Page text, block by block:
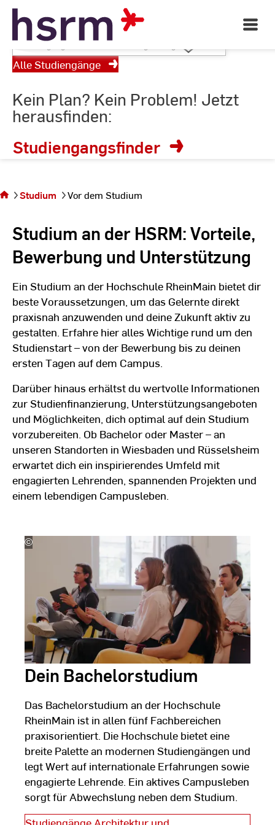
Skip
Content
Open
Main
Studiengang
wählen
oder
eingeben
Alle Studiengänge
Kein Plan? Kein Problem! Jetzt
herausfinden:
Studiengangsfinder
Sie
der
Studium
Studium Vor dem Studium
Studium an der HSRM: Vorteile,
Bewerbung und Unterstützung
Ein Studium an der Hochschule RheinMain bietet dir
beste Voraussetzungen, um das Gelernte direkt
praxisnah anzuwenden und deine Zukunft aktiv zu
gestalten. Erfahre hier alles Wichtige rund um den
Studienstart – von der Bewerbung bis zu deinen
ersten Tagen auf dem Campus.
Darüber hinaus erhältst du wertvolle Informationen
zur Studienfinanzierung, Unterstützungsangeboten
und Möglichkeiten, dich optimal auf dein Studium
vorzubereiten. Ob Bachelor oder Master – an
unseren Standorten in Wiesbaden und Rüsselsheim
erwartet dich ein inspirierendes Umfeld mit
engagierten Lehrenden, spannenden Projekten und
einem lebendigen Campusleben.
©
Kira
Dein Bachelorstudium
Das Bachelorstudium an der Hochschule
RheinMain ist in allen fünf Fachbereichen
praxisorientiert. Die Hochschule bietet eine
breite Palette an modernen Studiengängen und
legt Wert auf internationale Erfahrungen sowie
engagierte Lehrende. Ein aktives Campusleben
sorgt für Abwechslung neben dem Studium.